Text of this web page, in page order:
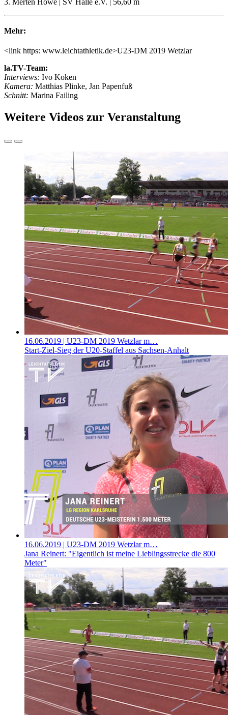
Mehr:
<link https: www.leichtathletik.de>U23-DM 2019 Wetzlar
la.TV-Team:
Interviews: Ivo Koken
Kamera: Matthias Plinke, Jan Papenfuß
Schnitt: Marina Failing
Weitere Videos zur Veranstaltung
16.06.2019 | U23-DM 2019 Wetzlar m…
Start-Ziel-Sieg der U20-Staffel aus Sachsen-Anhalt
16.06.2019 | U23-DM 2019 Wetzlar m…
Jana Reinert: "Eigentlich ist meine Lieblingsstrecke die 800
Meter"